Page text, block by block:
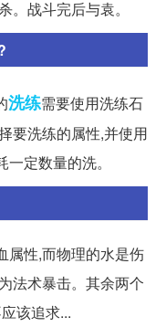
。战斗完后与袁。
洗练需要使用洗练石
要洗练的属性,并使用
定数量的洗。
属性,而物理的水是伤
法术暴击。其余两个
该追求...